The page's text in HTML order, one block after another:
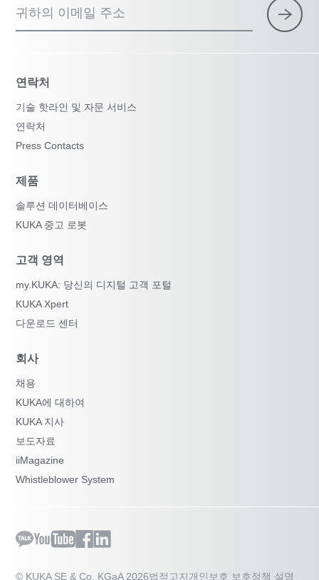
귀하의 이메일 주소
연락처
기술 핫라인 및 자문 서비스
연락처
Press Contacts
제품
솔루션 데이터베이스
KUKA 중고 로봇
고객 영역
my.KUKA: 당신의 디지털 고객 포털
KUKA Xpert
다운로드 센터
회사
채용
KUKA에 대하여
KUKA 지사
보도자료
iiMagazine
Whistleblower System
© KUKA SE & Co. KGaA 2026법적고지개인보호 보호정책 설명